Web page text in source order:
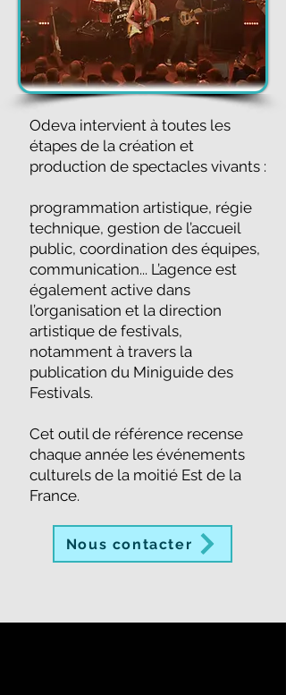
Odeva intervient à toutes les
étapes de la création et
production de spectacles vivants :
programmation artistique, régie
technique, gestion de l’accueil
public, coordination des équipes,
communication... L’agence est
également active dans
l’organisation et la direction
artistique de festivals,
notamment à travers la
publication du Miniguide des
Festivals.
Cet outil de référence recense
chaque année les événements
culturels de la moitié Est de la
France.
Nous contacter